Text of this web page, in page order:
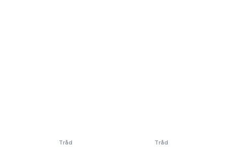
Tråd Tråd